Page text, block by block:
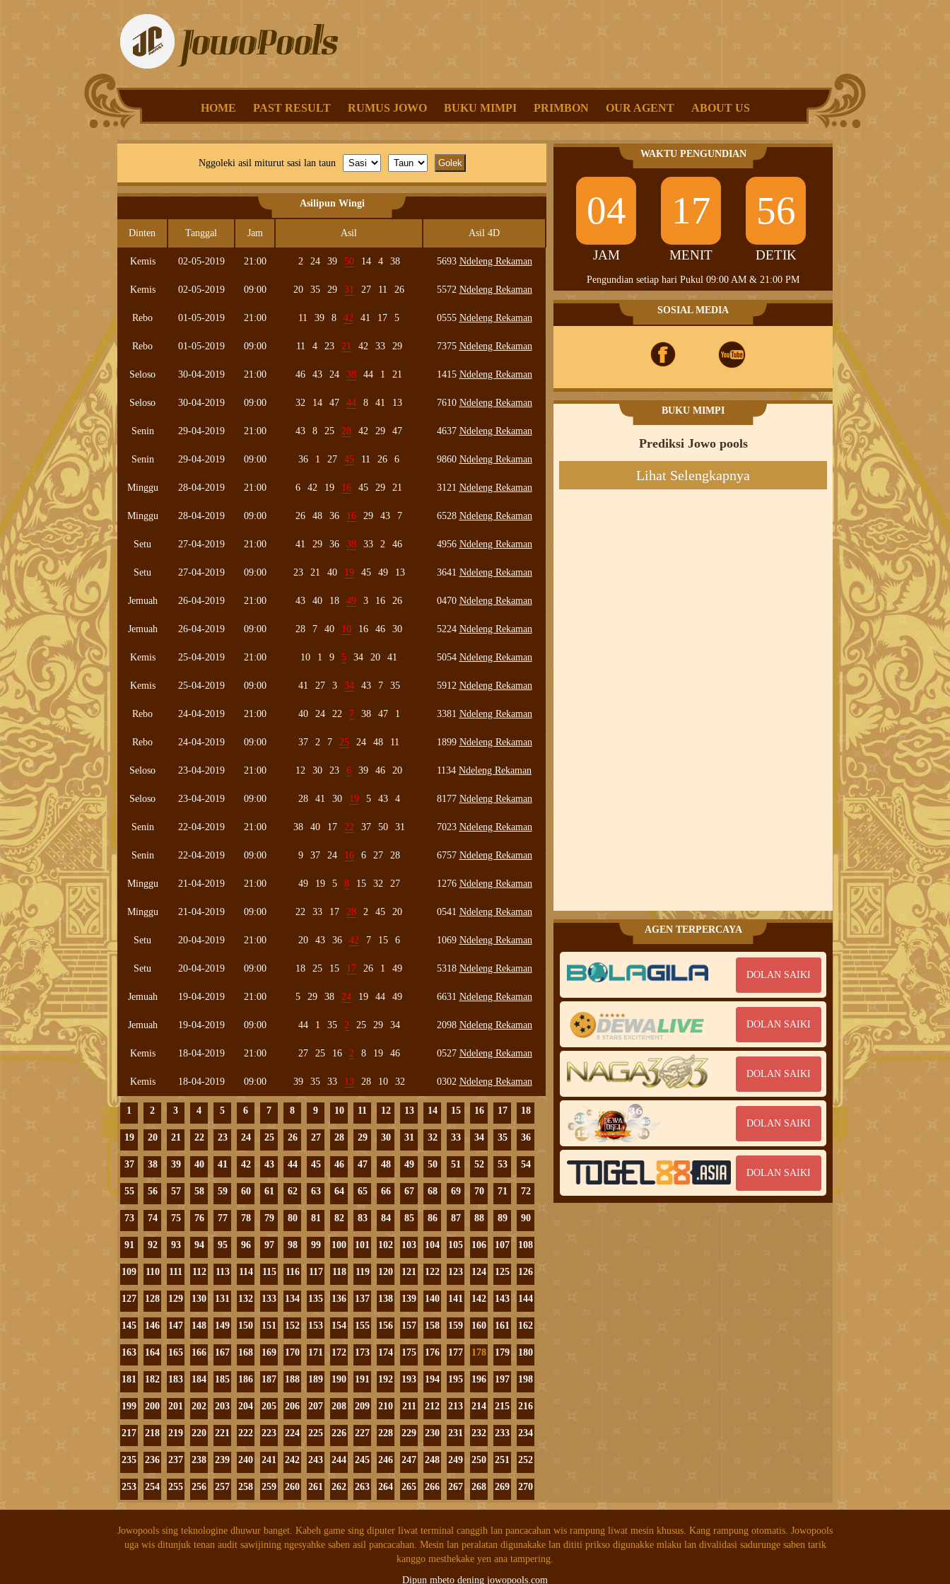
HOME PAST RESULT RUMUS JOWO BUKU MIMPI PRIMBON OUR AGENT ABOUT US
Nggoleki asil miturut sasi lan taun
Asilipun Wingi
Dinten Tanggal Jam Asil Asil 4D
Kemis 02-05-2019 21:00 2 24 39 50 14 4 38 5693 Ndeleng Rekaman
Kemis 02-05-2019 09:00 20 35 29 31 27 11 26 5572 Ndeleng Rekaman
Rebo 01-05-2019 21:00 11 39 8 42 41 17 5 0555 Ndeleng Rekaman
Rebo 01-05-2019 09:00 11 4 23 21 42 33 29 7375 Ndeleng Rekaman
Seloso 30-04-2019 21:00 46 43 24 38 44 1 21 1415 Ndeleng Rekaman
Seloso 30-04-2019 09:00 32 14 47 44 8 41 13 7610 Ndeleng Rekaman
Senin 29-04-2019 21:00 43 8 25 28 42 29 47 4637 Ndeleng Rekaman
Senin 29-04-2019 09:00 36 1 27 45 11 26 6 9860 Ndeleng Rekaman
Minggu 28-04-2019 21:00 6 42 19 16 45 29 21 3121 Ndeleng Rekaman
Minggu 28-04-2019 09:00 26 48 36 16 29 43 7 6528 Ndeleng Rekaman
Setu 27-04-2019 21:00 41 29 36 38 33 2 46 4956 Ndeleng Rekaman
Setu 27-04-2019 09:00 23 21 40 19 45 49 13 3641 Ndeleng Rekaman
Jemuah 26-04-2019 21:00 43 40 18 49 3 16 26 0470 Ndeleng Rekaman
Jemuah 26-04-2019 09:00 28 7 40 10 16 46 30 5224 Ndeleng Rekaman
Kemis 25-04-2019 21:00 10 1 9 5 34 20 41 5054 Ndeleng Rekaman
Kemis 25-04-2019 09:00 41 27 3 34 43 7 35 5912 Ndeleng Rekaman
Rebo 24-04-2019 21:00 40 24 22 7 38 47 1 3381 Ndeleng Rekaman
Rebo 24-04-2019 09:00 37 2 7 25 24 48 11 1899 Ndeleng Rekaman
Seloso 23-04-2019 21:00 12 30 23 6 39 46 20 1134 Ndeleng Rekaman
Seloso 23-04-2019 09:00 28 41 30 19 5 43 4 8177 Ndeleng Rekaman
Senin 22-04-2019 21:00 38 40 17 22 37 50 31 7023 Ndeleng Rekaman
Senin 22-04-2019 09:00 9 37 24 16 6 27 28 6757 Ndeleng Rekaman
Minggu 21-04-2019 21:00 49 19 5 8 15 32 27 1276 Ndeleng Rekaman
Minggu 21-04-2019 09:00 22 33 17 28 2 45 20 0541 Ndeleng Rekaman
Setu 20-04-2019 21:00 20 43 36 42 7 15 6 1069 Ndeleng Rekaman
Setu 20-04-2019 09:00 18 25 15 17 26 1 49 5318 Ndeleng Rekaman
Jemuah 19-04-2019 21:00 5 29 38 24 19 44 49 6631 Ndeleng Rekaman
Jemuah 19-04-2019 09:00 44 1 35 2 25 29 34 2098 Ndeleng Rekaman
Kemis 18-04-2019 21:00 27 25 16 2 8 19 46 0527 Ndeleng Rekaman
Kemis 18-04-2019 09:00 39 35 33 13 28 10 32 0302 Ndeleng Rekaman
1 2 3 4 5 6 7 8 9 10 11 12 13 14 15 16 17 18
19 20 21 22 23 24 25 26 27 28 29 30 31 32 33 34 35 36
37 38 39 40 41 42 43 44 45 46 47 48 49 50 51 52 53 54
55 56 57 58 59 60 61 62 63 64 65 66 67 68 69 70 71 72
73 74 75 76 77 78 79 80 81 82 83 84 85 86 87 88 89 90
91 92 93 94 95 96 97 98 99 100 101 102 103 104 105 106 107 108
109 110 111 112 113 114 115 116 117 118 119 120 121 122 123 124 125 126
127 128 129 130 131 132 133 134 135 136 137 138 139 140 141 142 143 144
145 146 147 148 149 150 151 152 153 154 155 156 157 158 159 160 161 162
163 164 165 166 167 168 169 170 171 172 173 174 175 176 177 178 179 180
181 182 183 184 185 186 187 188 189 190 191 192 193 194 195 196 197 198
199 200 201 202 203 204 205 206 207 208 209 210 211 212 213 214 215 216
217 218 219 220 221 222 223 224 225 226 227 228 229 230 231 232 233 234
235 236 237 238 239 240 241 242 243 244 245 246 247 248 249 250 251 252
253 254 255 256 257 258 259 260 261 262 263 264 265 266 267 268 269 270
WAKTU PENGUNDIAN
04
JAM
17
MENIT
55
DETIK
Pengundian setiap hari Pukul 09:00 AM & 21:00 PM
SOSIAL MEDIA
BUKU MIMPI
Prediksi Jowo pools
Lihat Selengkapnya
AGEN TERPERCAYA
DOLAN SAIKI
DOLAN SAIKI
DOLAN SAIKI
DOLAN SAIKI
DOLAN SAIKI
Jowopools sing teknologine dhuwur banget. Kabeh game sing diputer liwat terminal canggih lan pancacahan wis rampung liwat mesin khusus. Kang rampung otomatis. Jowopools
uga wis ditunjuk tenan audit sawijining ngesyahke saben asil pancacahan. Mesin lan peralatan digunakake lan dititi prikso digunakke mlaku lan divalidasi sadurunge saben tarik
kanggo mesthekake yen ana tampering.
Dipun mbeto dening jowopools.com